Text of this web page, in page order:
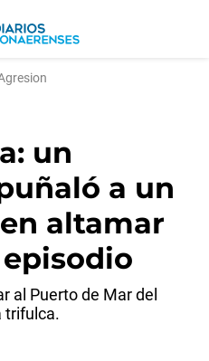
un
a un
altamar
al Puerto de Mar del
trifulca.